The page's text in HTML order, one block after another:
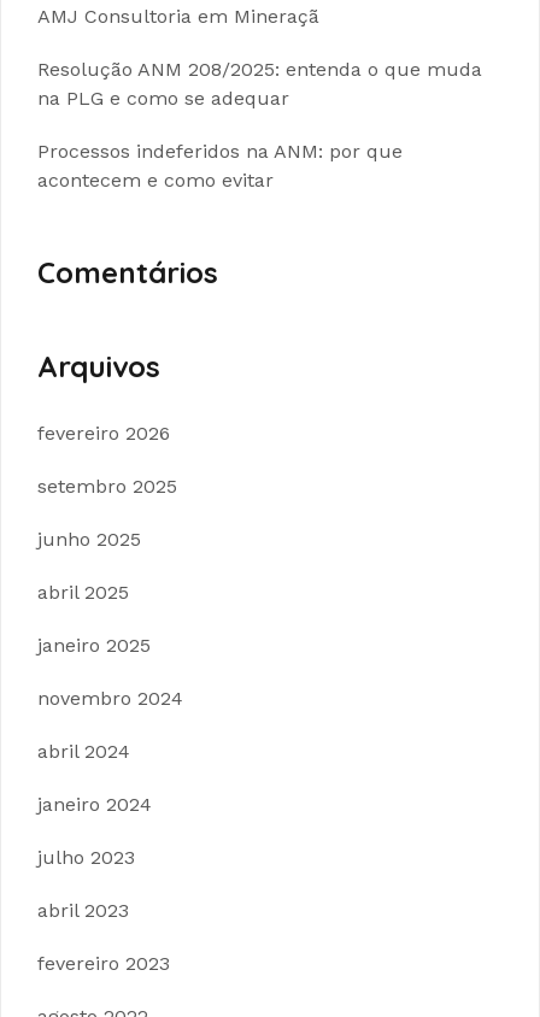
AMJ Consultoria em Mineraçã
Resolução ANM 208/2025: entenda o que muda
na PLG e como se adequar
Processos indeferidos na ANM: por que
acontecem e como evitar
Comentários
Arquivos
fevereiro 2026
setembro 2025
junho 2025
abril 2025
janeiro 2025
novembro 2024
abril 2024
janeiro 2024
julho 2023
abril 2023
fevereiro 2023